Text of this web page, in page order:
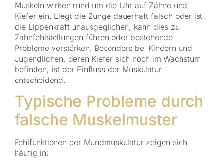
Muskeln wirken rund um die Uhr auf Zähne und
Kiefer ein. Liegt die Zunge dauerhaft falsch oder ist
die Lippenkraft unausgeglichen, kann dies zu
Zahnfehlstellungen führen oder bestehende
Probleme verstärken. Besonders bei Kindern und
Jugendlichen, deren Kiefer sich noch im Wachstum
befinden, ist der Einfluss der Muskulatur
entscheidend.
Typische Probleme durch
falsche Muskelmuster
Fehlfunktionen der Mundmuskulatur zeigen sich
häufig in: